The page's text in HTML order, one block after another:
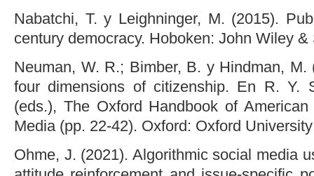
Nabatchi, T. y Leighninger, M. (2015).
century democracy. Hoboken: John Wiley &
Neuman, W. R.; Bimber, B. y Hindman, M.
four dimensions of citizenship. En R. Y.
(eds.), The Oxford Handbook of
Media (pp. 22-42). Oxford: Oxford
Ohme, J. (2021). Algorithmic social media